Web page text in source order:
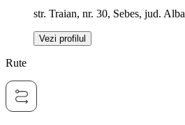
str. Traian, nr. 30, Sebes, jud. Alba
Vezi profilul
Rute